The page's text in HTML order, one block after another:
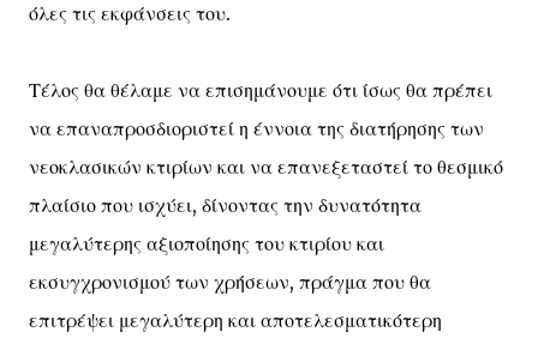
όλες τις εκφάνσεις του.
Τέλος θα θέλαμε να επισημάνουμε ότι ίσως θα πρέπει
να επαναπροσδιοριστεί η έννοια της διατήρησης των
νεοκλασικών κτιρίων και να επανεξεταστεί το θεσμικό
πλαίσιο που ισχύει, δίνοντας την δυνατότητα
μεγαλύτερης αξιοποίησης του κτιρίου και
εκσυγχρονισμού των χρήσεων, πράγμα που θα
επιτρέψει μεγαλύτερη και αποτελεσματικότερη